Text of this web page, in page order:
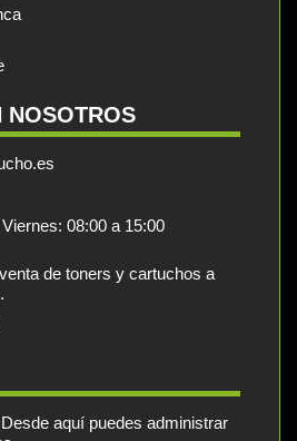
NOSOTROS
08:00 a 15:00
de toners y cartuchos a
aquí puedes administrar